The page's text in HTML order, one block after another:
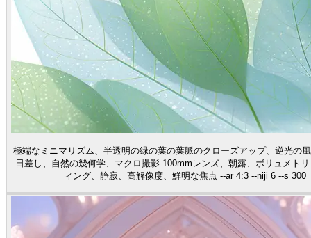
極端なミニマリズム、半透明の緑の葉の葉脈のクローズアップ、逆光の
日差し、自然の幾何学、マクロ撮影 100mmレンズ、朝露、ボリュメト
ィング、静寂、高解像度、鮮明な焦点 --ar 4:3 --niji 6 --s 300